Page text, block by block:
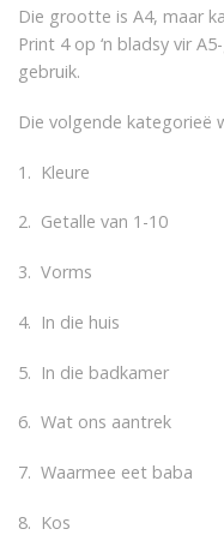
Die grootte is A4, maar
Print 4 op ‘n bladsy vir
gebruik.
Die volgende kategorieë
1. Kleure
2. Getalle van 1-10
3. Vorms
4. In die huis
5. In die badkamer
6. Wat ons aantrek
7. Waarmee eet baba
8. Kos